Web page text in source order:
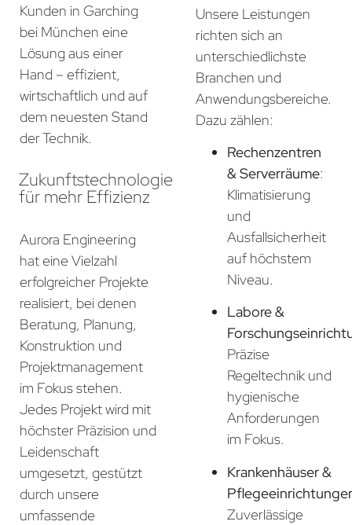
Kunden in Garching
bei München eine
Lösung aus einer
Hand – effizient,
wirtschaftlich und auf
dem neuesten Stand
der Technik.
Zukunftstechnologie
für mehr Effizienz
Aurora Engineering
hat eine Vielzahl
erfolgreicher Projekte
realisiert, bei denen
Beratung, Planung,
Konstruktion und
Projektmanagement
im Fokus stehen.
Jedes Projekt wird mit
höchster Präzision und
Leidenschaft
umgesetzt, gestützt
durch unsere
umfassende
Unsere Leistungen
richten sich an
unterschiedlichste
Branchen und
Anwendungsbereiche.
Dazu zählen:
Rechenzentren
& Serverräume:
Klimatisierung
und
Ausfallsicherheit
auf höchstem
Niveau.
Labore &
Präzise
Regeltechnik und
hygienische
Anforderungen
im Fokus.
Krankenhäuser &
Zuverlässige